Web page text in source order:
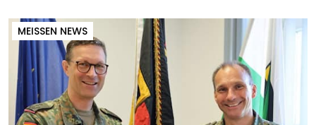
MEISSEN NEWS